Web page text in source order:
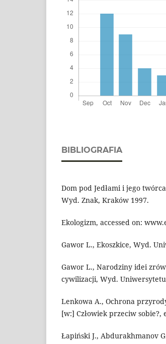
BIBLIOGRAFIA
Dom pod Jedłami i jego
Wyd. Znak, Kraków 1997.
Ekologizm, accessed on:
Gawor L., Ekoszkice, Wyd.
Gawor L., Narodziny idei
cywilizacji, Wyd. Uniwersytetu
Lenkowa A., Ochrona
[w:] Człowiek przeciw sobie?,
Łapiński J., Abdurakhmanov